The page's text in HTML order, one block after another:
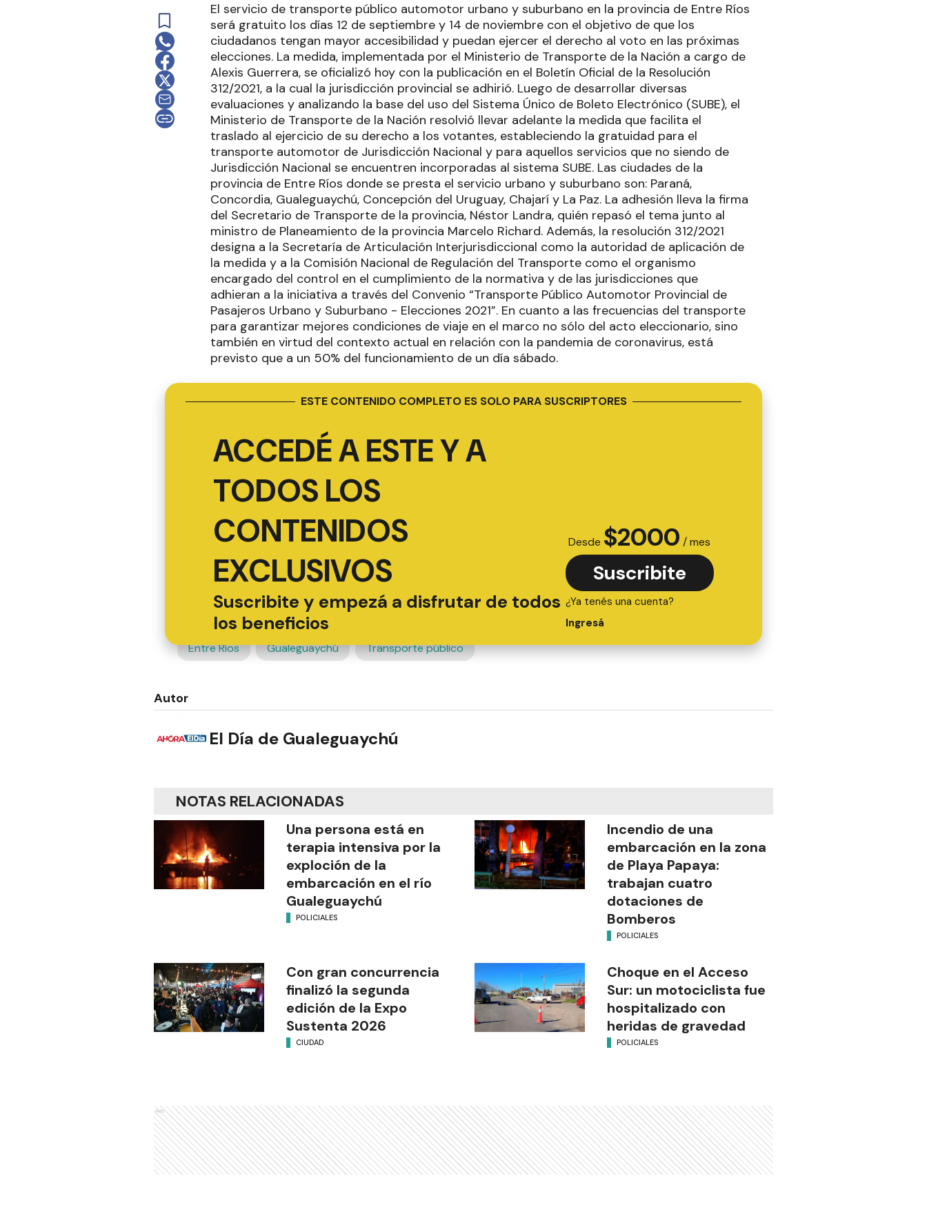
El servicio de transporte público automotor urbano y suburbano en la provincia de Entre Ríos
será gratuito los días 12 de septiembre y 14 de noviembre con el objetivo de que los
ciudadanos tengan mayor accesibilidad y puedan ejercer el derecho al voto en las próximas
elecciones. La medida, implementada por el Ministerio de Transporte de la Nación a cargo de
Alexis Guerrera, se oficializó hoy con la publicación en el Boletín Oficial de la Resolución
312/2021, a la cual la jurisdicción provincial se adhirió. Luego de desarrollar diversas
evaluaciones y analizando la base del uso del Sistema Único de Boleto Electrónico (SUBE), el
Ministerio de Transporte de la Nación resolvió llevar adelante la medida que facilita el
traslado al ejercicio de su derecho a los votantes, estableciendo la gratuidad para el
transporte automotor de Jurisdicción Nacional y para aquellos servicios que no siendo de
Jurisdicción Nacional se encuentren incorporadas al sistema SUBE. Las ciudades de la
provincia de Entre Ríos donde se presta el servicio urbano y suburbano son: Paraná,
Concordia, Gualeguaychú, Concepción del Uruguay, Chajarí y La Paz. La adhesión lleva la firma
del Secretario de Transporte de la provincia, Néstor Landra, quién repasó el tema junto al
ministro de Planeamiento de la provincia Marcelo Richard. Además, la resolución 312/2021
designa a la Secretaría de Articulación Interjurisdiccional como la autoridad de aplicación de
la medida y a la Comisión Nacional de Regulación del Transporte como el organismo
encargado del control en el cumplimiento de la normativa y de las jurisdicciones que
adhieran a la iniciativa a través del Convenio “Transporte Público Automotor Provincial de
Pasajeros Urbano y Suburbano - Elecciones 2021”. En cuanto a las frecuencias del transporte
para garantizar mejores condiciones de viaje en el marco no sólo del acto eleccionario, sino
también en virtud del contexto actual en relación con la pandemia de coronavirus, está
previsto que a un 50% del funcionamiento de un día sábado.
ESTE CONTENIDO COMPLETO ES SOLO PARA SUSCRIPTORES
ACCEDÉ A ESTE Y A
TODOS LOS
CONTENIDOS
EXCLUSIVOS
Suscribite y empezá a disfrutar de todos
los beneficios
Desde $2000 / mes
Suscribite
¿Ya tenés una cuenta?
Ingresá
Entre Ríos Gualeguaychú Transporte público
Autor
El Día de Gualeguaychú
NOTAS RELACIONADAS
Una persona está en
terapia intensiva por la
exploción de la
embarcación en el río
Gualeguaychú
POLICIALES
Incendio de una
embarcación en la zona
de Playa Papaya:
trabajan cuatro
dotaciones de
Bomberos
POLICIALES
Con gran concurrencia
finalizó la segunda
edición de la Expo
Sustenta 2026
CIUDAD
Choque en el Acceso
Sur: un motociclista fue
hospitalizado con
heridas de gravedad
POLICIALES
Ads